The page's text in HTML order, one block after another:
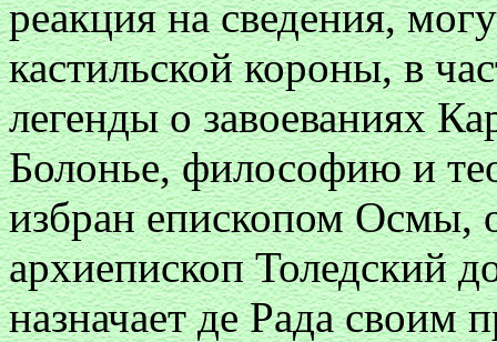
реакция на сведения,
кастильской короны, в
легенды о завоеваниях
Болонье, философию и
избран епископом Осмы,
архиепископ Толедский
назначает де Рада своим